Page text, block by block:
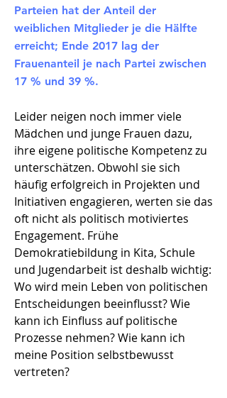
Parteien hat der Anteil der
weiblichen Mitglieder je die Hälfte
erreicht; Ende 2017 lag der
Frauenanteil je nach Partei zwischen
17 % und 39 %.
Leider neigen noch immer viele
Mädchen und junge Frauen dazu,
ihre eigene politische Kompetenz zu
unterschätzen. Obwohl sie sich
häufig erfolgreich in Projekten und
Initiativen engagieren, werten sie das
oft nicht als politisch motiviertes
Engagement. Frühe
Demokratiebildung in Kita, Schule
und Jugendarbeit ist deshalb wichtig:
Wo wird mein Leben von politischen
Entscheidungen beeinflusst? Wie
kann ich Einfluss auf politische
Prozesse nehmen? Wie kann ich
meine Position selbstbewusst
vertreten?